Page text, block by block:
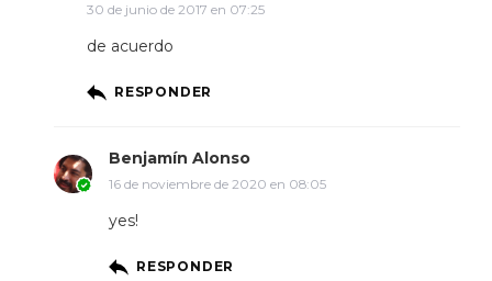
30 de junio de 2017 en 07:25
de acuerdo
RESPONDER
Benjamín Alonso
16 de noviembre de 2020 en 08:05
yes!
RESPONDER